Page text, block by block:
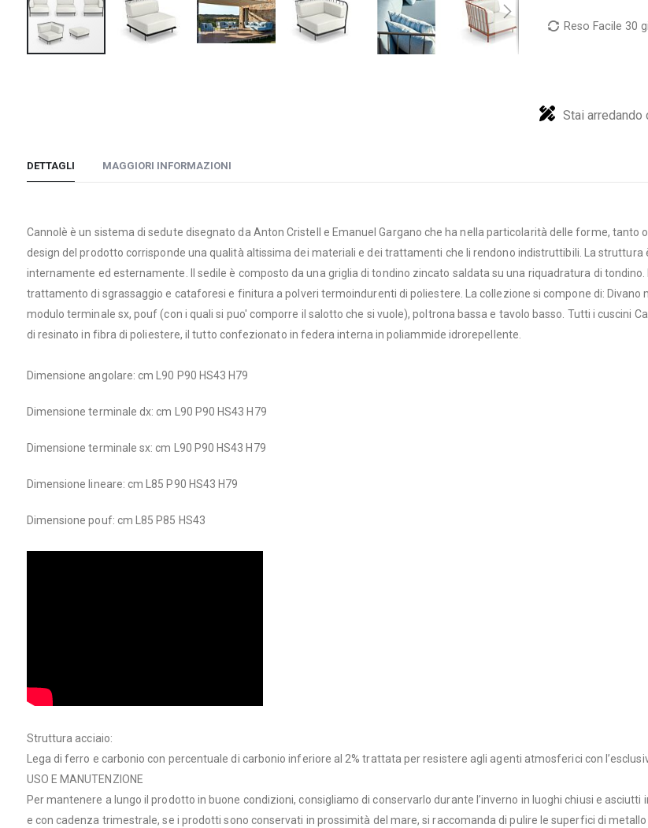
immagini
Reso Facile 30
Stai arredando
DETTAGLI
Cannolè è un sistema di sedute disegnato da Anton Cristell e Emanuel Gargano che ha nella particolarità delle forme,
design del prodotto corrisponde una qualità altissima dei materiali e dei trattamenti che li rendono indistruttibili. La
internamente ed esternamente. Il sedile è composto da una griglia di tondino zincato saldata su una riquadratura di
trattamento di sgrassaggio e cataforesi e finitura a polveri termoindurenti di poliestere. La collezione si compone di:
modulo terminale sx, pouf (con i quali si puo' comporre il salotto che si vuole), poltrona bassa e tavolo basso. Tutti i cuscini
di resinato in fibra di poliestere, il tutto confezionato in federa interna in poliammide idrorepellente.
Dimensione angolare: cm L90 P90 HS43 H79
Dimensione terminale dx: cm L90 P90 HS43 H79
Dimensione terminale sx: cm L90 P90 HS43 H79
Dimensione lineare: cm L85 P90 HS43 H79
Dimensione pouf: cm L85 P85 HS43
Struttura acciaio:
Lega di ferro e carbonio con percentuale di carbonio inferiore al 2% trattata per resistere agli agenti atmosferici con
USO E MANUTENZIONE
Per mantenere a lungo il prodotto in buone condizioni, consigliamo di conservarlo durante l’inverno in luoghi chiusi e
e con cadenza trimestrale, se i prodotti sono conservati in prossimità del mare, si raccomanda di pulire le superfici di
MAGGIORI INFORMAZIONI